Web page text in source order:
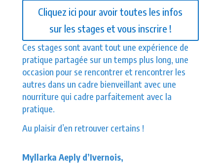
Cliquez ici pour avoir toutes les infos
sur les stages et vous inscrire !
Ces stages sont avant tout une expérience de
pratique partagée sur un temps plus long, une
occasion pour se rencontrer et rencontrer les
autres dans un cadre bienveillant avec une
nourriture qui cadre parfaitement avec la
pratique.
Au plaisir d’en retrouver certains !
Myllarka Aeply d’Ivernois,